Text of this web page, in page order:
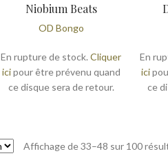
Niobium Beats
OD Bongo
En rupture de stock.Cliquer
icipour être prévenu quand
ce disque sera de retour.
En
ici
ce
Affichage de 33–48 sur 100